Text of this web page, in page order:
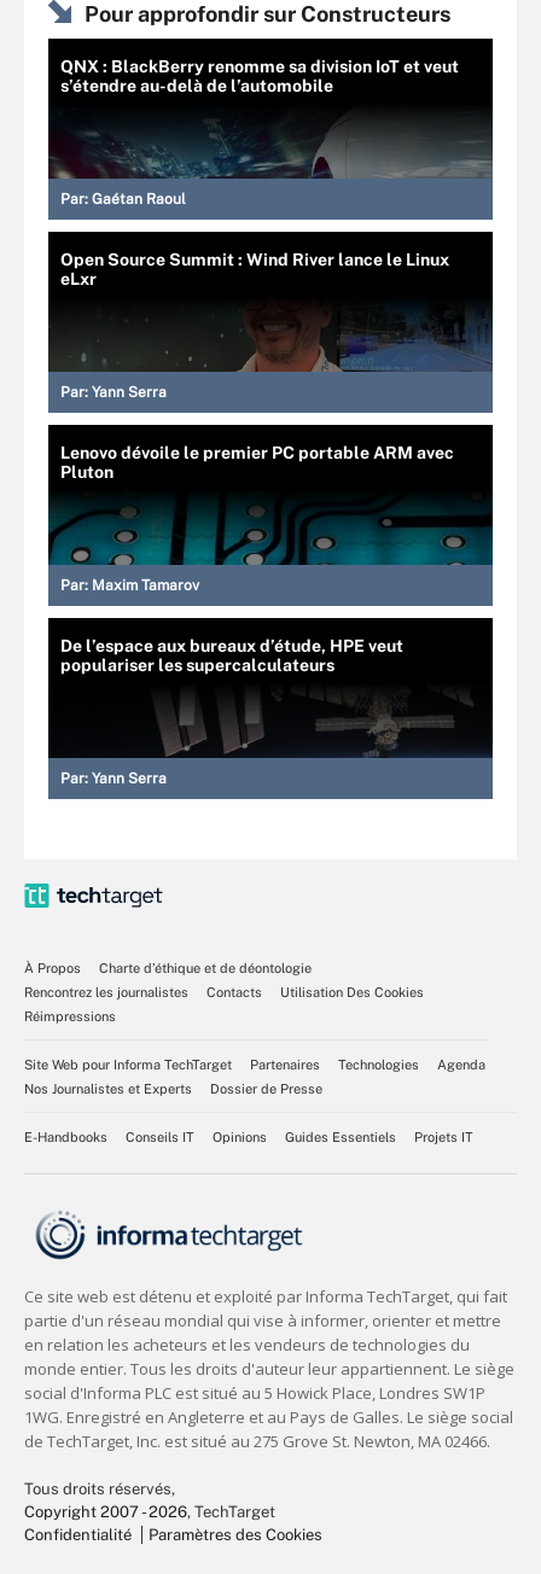
Pour approfondir sur Constructeurs
QNX : BlackBerry renomme sa division IoT et veut
s’étendre au-delà de l’automobile
Par: Gaétan Raoul
Open Source Summit : Wind River lance le Linux
eLxr
Par: Yann Serra
Lenovo dévoile le premier PC portable ARM avec
Pluton
Par: Maxim Tamarov
De l’espace aux bureaux d’étude, HPE veut
populariser les supercalculateurs
Par: Yann Serra
À Propos
Charte d’éthique et de déontologie
Rencontrez les journalistes
Contacts
Utilisation Des Cookies
Réimpressions
Site Web pour Informa TechTarget Partenaires Technologies
Agenda
Nos Journalistes et Experts
Dossier de Presse
E-Handbooks Conseils IT Opinions Guides Essentiels Projets IT
Tous droits réservés,
Copyright 2007 - 2026, TechTarget
Confidentialité
Paramètres des Cookies